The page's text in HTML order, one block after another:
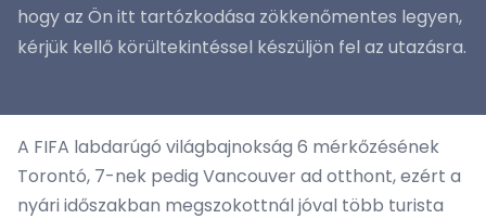
hogy az Ön itt tartózkodása zökkenőmentes legyen,
kérjük kellő körültekintéssel készüljön fel az utazásra.
A FIFA labdarúgó világbajnokság 6 mérkőzésének
Torontó, 7-nek pedig Vancouver ad otthont, ezért a
nyári időszakban megszokottnál jóval több turista